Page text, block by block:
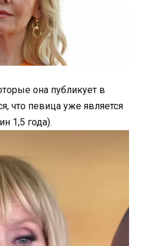
она публикует в
что певица уже является
1,5 года).